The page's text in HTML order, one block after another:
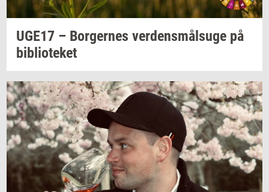
UGE17 – Bor­ger­nes ver­dens­målsu­ge på
bi­bli­o­te­ket